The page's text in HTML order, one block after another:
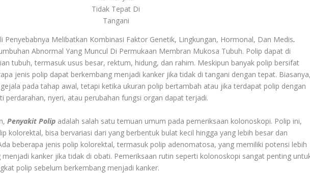
Tidak Tepat Di
Tangani
Penyebabnya Melibatkan Kombinasi Faktor Genetik, Lingkungan, Hormonal, Dan Medis.
Abnormal Yang Muncul Di Permukaan Membran Mukosa Tubuh. Polip dapat di
tubuh, termasuk usus besar, rektum, hidung, dan rahim. Meskipun banyak polip bersifat
jenis polip dapat berkembang menjadi kanker jika tidak di tangani dengan tepat.
pada tahap awal, tetapi ketika ukuran polip bertambah atau jika terdapat polip dengan
perdarahan, nyeri, atau perubahan fungsi organ dapat terjadi.
Penyakit Polip adalah salah satu temuan umum pada pemeriksaan kolonoskopi. Polip ini,
kolorektal, bisa bervariasi dari yang berbentuk bulat kecil hingga yang lebih besar dan
beberapa jenis polip kolorektal, termasuk polip adenomatosa, yang memiliki potensi lebih
kanker jika tidak di obati. Pemeriksaan rutin seperti kolonoskopi sangat penting
polip sebelum berkembang menjadi kanker.